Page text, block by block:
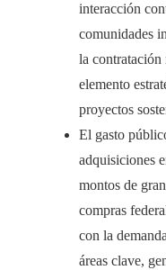
interacción
comunidades
la contratación
elemento
proyectos
El gasto
adquisiciones
montos de
compras
con la
áreas clave,